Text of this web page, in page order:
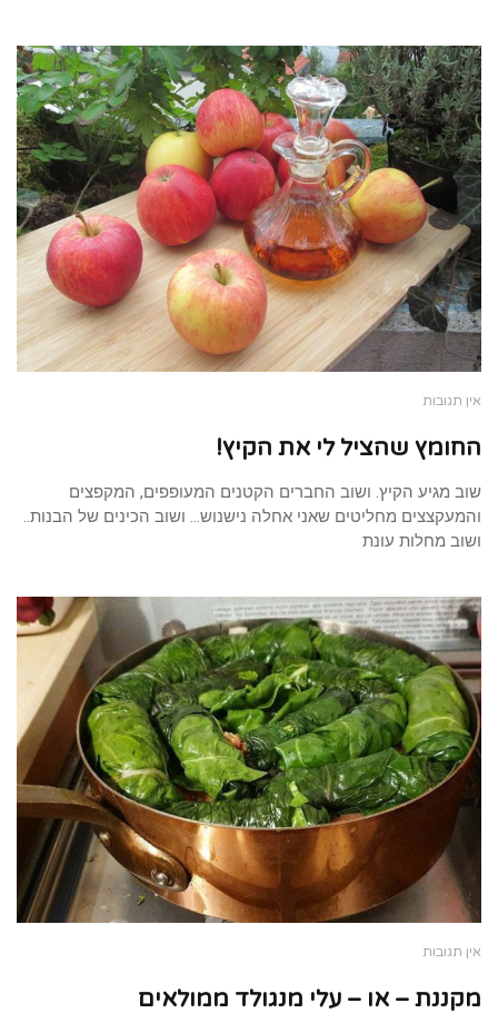
אין תגובות
החומץ שהציל לי את הקיץ!
שוב מגיע הקיץ. ושוב החברים הקטנים המעופפים, המקפצים
והמעקצצים מחליטים שאני אחלה נישנוש… ושוב הכינים של הבנות..
ושוב מחלות עונת
אין תגובות
מקננת – או – עלי מנגולד ממולאים